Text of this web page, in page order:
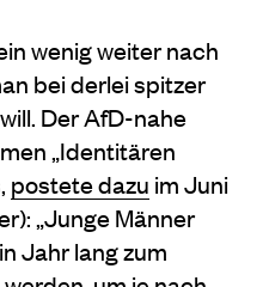
wenig weiter nach
bei derlei spitzer
Der AfD-nahe
„Identitären
postete dazu im Juni
„Junge Männer
Jahr lang zum